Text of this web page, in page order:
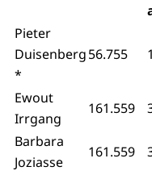
Pieter
Duisenberg
*
56.755
Ewout
Irrgang
161.559
Barbara
Joziasse
161.559